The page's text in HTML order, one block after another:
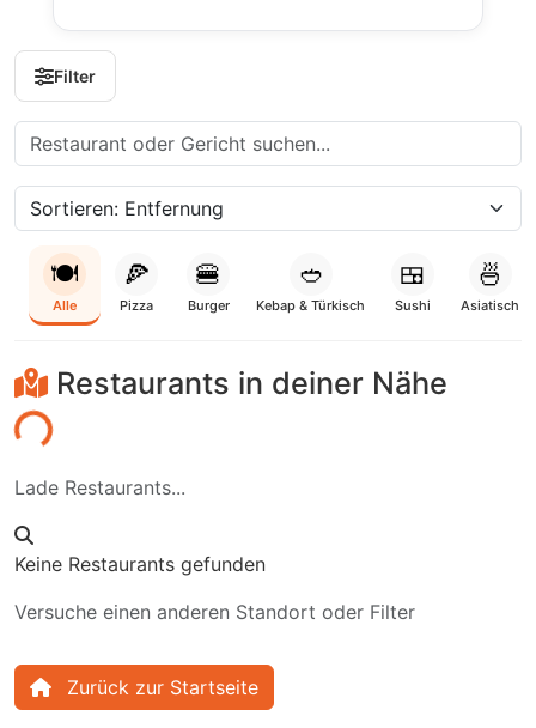
Filter
🍽️
Alle
🍕
Pizza
🍔
Burger
🥙
Kebap & Türkisch
🍱
Sushi
🍜
Asiatisch
Restaurants in deiner Nähe
Lade Restaurants...
Keine Restaurants gefunden
Versuche einen anderen Standort oder Filter
Zurück zur Startseite